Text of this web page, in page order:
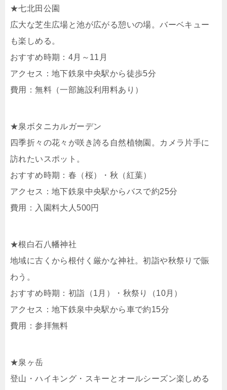
★七北田公園
広大な芝生広場と池が広がる憩いの場。バーベキュー
も楽しめる。
おすすめ時期：4月～11月
アクセス：地下鉄泉中央駅から徒歩5分
費用：無料（一部施設利用料あり）
★泉ボタニカルガーデン
四季折々の花々が咲き誇る自然植物園。カメラ片手に
訪れたいスポット。
おすすめ時期：春（桜）・秋（紅葉）
アクセス：地下鉄泉中央駅からバスで約25分
費用：入園料大人500円
★根白石八幡神社
地域に古くから根付く厳かな神社。初詣や秋祭りで賑
わう。
おすすめ時期：初詣（1月）・秋祭り（10月）
アクセス：地下鉄泉中央駅から車で約15分
費用：参拝無料
★泉ヶ岳
登山・ハイキング・スキーとオールシーズン楽しめる